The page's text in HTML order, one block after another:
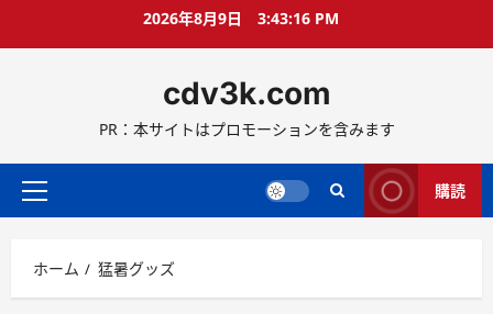
ス
ッ
2026年8月9日 3:43:17 PM
cdv3k.com
PR：本サイトはプロモーションを含みます
メ
メ
ニ
購読
ホーム 猛暑グッズ